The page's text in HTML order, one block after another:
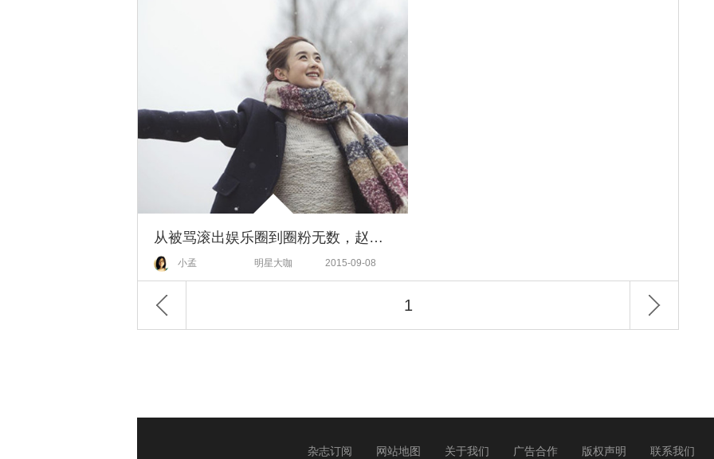
从被骂滚出娱乐圈到圈粉无数，赵丽颖的逆袭之路走得漂亮！
小孟 明星大咖 2015-09-08
1
杂志订阅 网站地图 关于我们 广告合作 版权声明 联系我们